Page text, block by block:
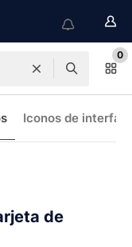
0
Iconos de interfaz
de